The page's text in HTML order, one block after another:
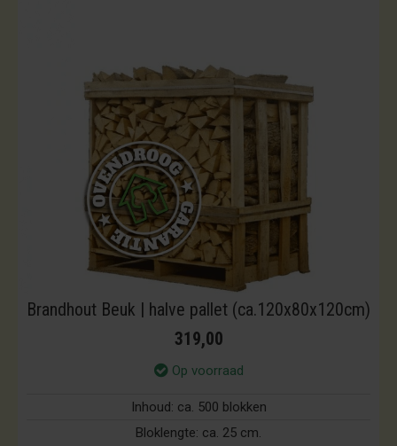
Brandhout Beuk | halve pallet (ca.120x80x120cm)
319,00
Op voorraad
Inhoud: ca. 500 blokken
Bloklengte: ca. 25 cm.